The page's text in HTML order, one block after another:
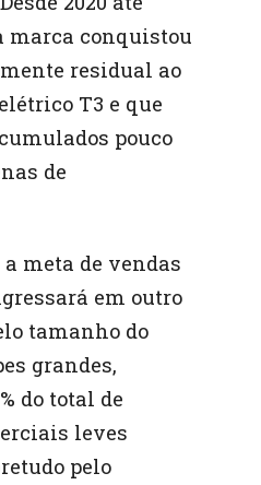
marca conquistou
residual ao
T3 e que
pouco
de
a meta de vendas
em outro
tamanho do
grandes,
do total de
leves
pelo